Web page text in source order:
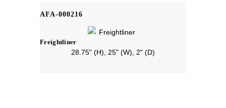
AFA-000216
Freightliner
28.75" (H), 25" (W), 2" (D)